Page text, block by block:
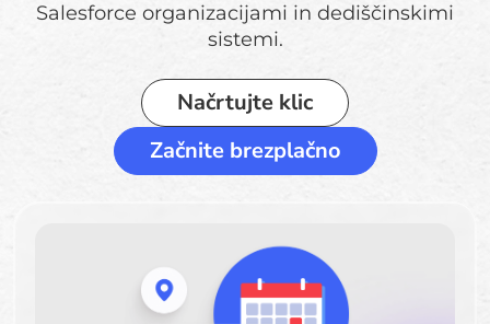
Salesforce organizacijami in dediščinskimi
sistemi.
Načrtujte klic
Začnite brezplačno